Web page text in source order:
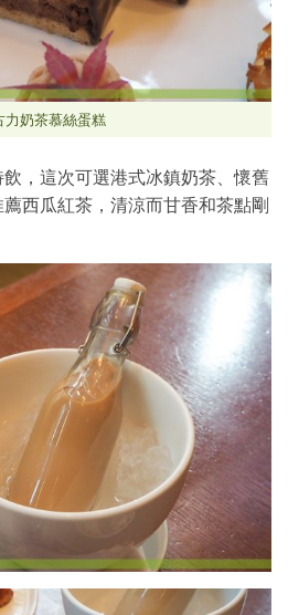
力奶茶慕絲蛋糕
，這次可選港式冰鎮奶茶、懷舊
西瓜紅茶，清涼而甘香和茶點剛